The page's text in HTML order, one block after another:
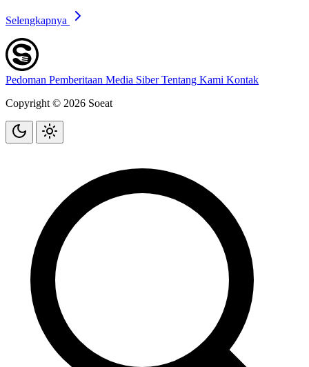
Selengkapnya
Pedoman Pemberitaan Media SiberTentang Kami Kontak
Copyright © 2026 Soeat